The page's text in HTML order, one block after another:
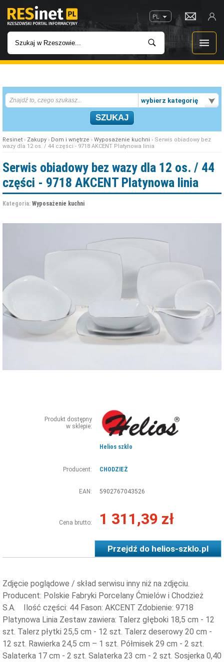
PL
INWESTYCJE
IMPREZY
W KINACH
wybierz kategorię
Resinet › Zakupy › Dom i wnętrze › Wyposażenie kuchni › Serwis obiadowy bez
wazy dla 12 os. / 44 części - 9718 AKCENT Platynowa linia
Serwis obiadowy bez wazy dla 12 os. / 44
części - 9718 AKCENT Platynowa linia
Kategoria: Wyposażenie kuchni
Produkt dostępny
w sklepie:
Helios szkło
Producent: CHODZIEŻ
EAN: 5902767043526
Cena brutto: 1 311,39 zł
Przejdź dohelios-szklo.pl
Zdjęcie poglądowe / skład serwisu inny niż na zdjęciu.
Producent: Polskie Fabryki Porcelany Ćmielów i Chodzież
S.A. Ilość części: 44 Fason: AKCENT Zdobienie: 9718
Platynowa Linia Zestaw zawiera: Talerz głęboki 18,5 cm - 12
szt. Talerz płytki 25,5 cm - 12 szt. Talerz deserowy 20 cm -
12 szt. Rawierka 24,5 cm – 1 szt. Półmisek 29 cm - 2 szt.
Salaterka 17 cm - 2 szt. Salaterka 23 cm - 2 szt. Sosjerka 0,40